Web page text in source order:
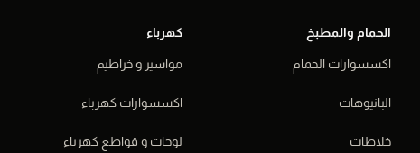
الحمام والمطبخ
اكسسوارات الحمام
البانيوهات
خلاطات
كهرباء
مواسير و خراطيم
اكسسوارات كهرباء
لوحات و قواطع كهرباء